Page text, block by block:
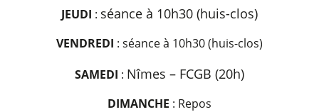
JEUDI : séance à 10h30 (huis-clos)
VENDREDI : séance à 10h30 (huis-clos)
SAMEDI : Nîmes – FCGB (20h)
DIMANCHE : Repos